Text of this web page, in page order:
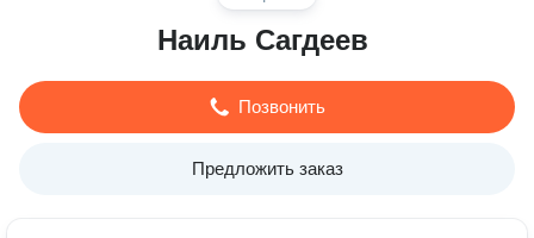
Наиль Сагдеев
Позвонить
Предложить заказ